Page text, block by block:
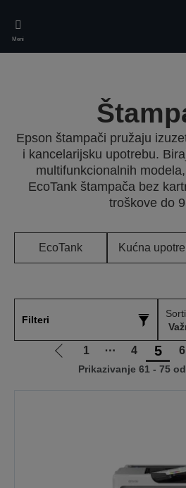
main
content
Meni
Epson štampači pružaju
i kancelarijsku upotrebu.
multifunkcionalnih
EcoTank štampača bez
troškove do
EcoTank Kućna
Filteri
Idi
1 ⋯ 4 5 6
Prikazivanje 61 - 75